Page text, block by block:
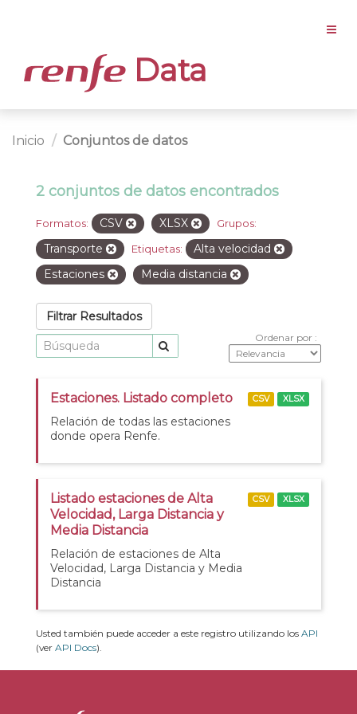
Data
Inicio Conjuntos de datos
2 conjuntos de datos encontrados
Formatos: CSV XLSX Grupos:
Transporte Etiquetas:
Alta velocidad
Estaciones
Media distancia
Filtrar Resultados
Ordenar por
Estaciones. Listado completo
Relación de todas las estaciones
donde opera Renfe.
CSV XLSX
Listado estaciones de Alta
Velocidad, Larga Distancia y
Media Distancia
Relación de estaciones de Alta
Velocidad, Larga Distancia y Media
Distancia
CSV XLSX
Usted también puede acceder a este registro utilizando los API
(ver API Docs).